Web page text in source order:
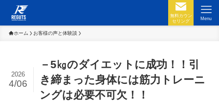
無料カウン
セリング
Menu
ホーム お客様の声と体験談
－5㎏のダイエットに成功！！引
き締まった身体には筋力トレーニ
ングは必要不可欠！！
2026
4/06